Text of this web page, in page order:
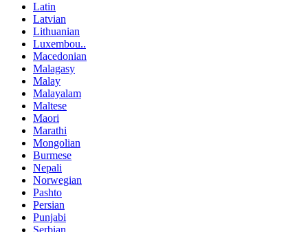
Latin
Latvian
Lithuanian
Luxembou..
Macedonian
Malagasy
Malay
Malayalam
Maltese
Maori
Marathi
Mongolian
Burmese
Nepali
Norwegian
Pashto
Persian
Punjabi
Serbian